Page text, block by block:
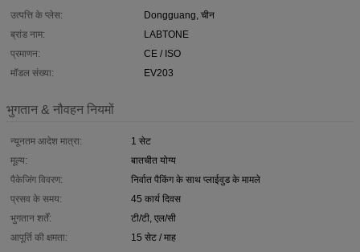
उत्पत्ति के प्लेस:
Dongguang, चीन
ब्रांड नाम:
LABTONE
प्रमाणन:
CE / ISO
मॉडल संख्या:
EV203
भुगतान & नौवहन नियमों
न्यूनतम आदेश मात्रा:
1 सेट
मूल्य:
बातचीत योग्य
पैकेजिंग विवरण:
निर्वात पैकिंग के साथ प्लाईवुड के मामले
प्रसव के समय:
45 कार्य दिवस
भुगतान शर्तें:
टी/टी, एल/सी
आपूर्ति की क्षमता:
15 सेट / माह